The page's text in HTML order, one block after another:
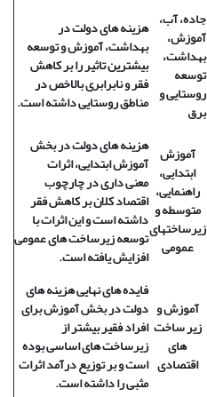
جاده، آب،
آموزش،
بهداشت،
توسعه
روستایی و
برق
هزینه های دولت در
بهداشت، آموزش و توسعه
بیشترین تاثیر را بر کاهش
فقر و نابرابری بالاخص در
مناطق روستایی داشته است.
آموزش
ابتدایی،
راهنمایی،
متوسطه و
زیرساختهای
عمومی
هزینه های دولت در بخش
آموزش ابتدایی، اثرات
معنی داری در چارچوب
اقتصاد کلان بر کاهش فقر
داشته است و این اثرات با
توسعه زیرساخت های عمومی
افزایش یافته است.
آموزش و
زیر ساخت
های
اقتصادی
فایده های نهایی هزینه های
دولت در بخش آموزش برای
افراد فقیر بیشتر از
زیرساخت های اساسی بوده
است و بر توزیع درآمد اثرات
مثبی را داشته است.